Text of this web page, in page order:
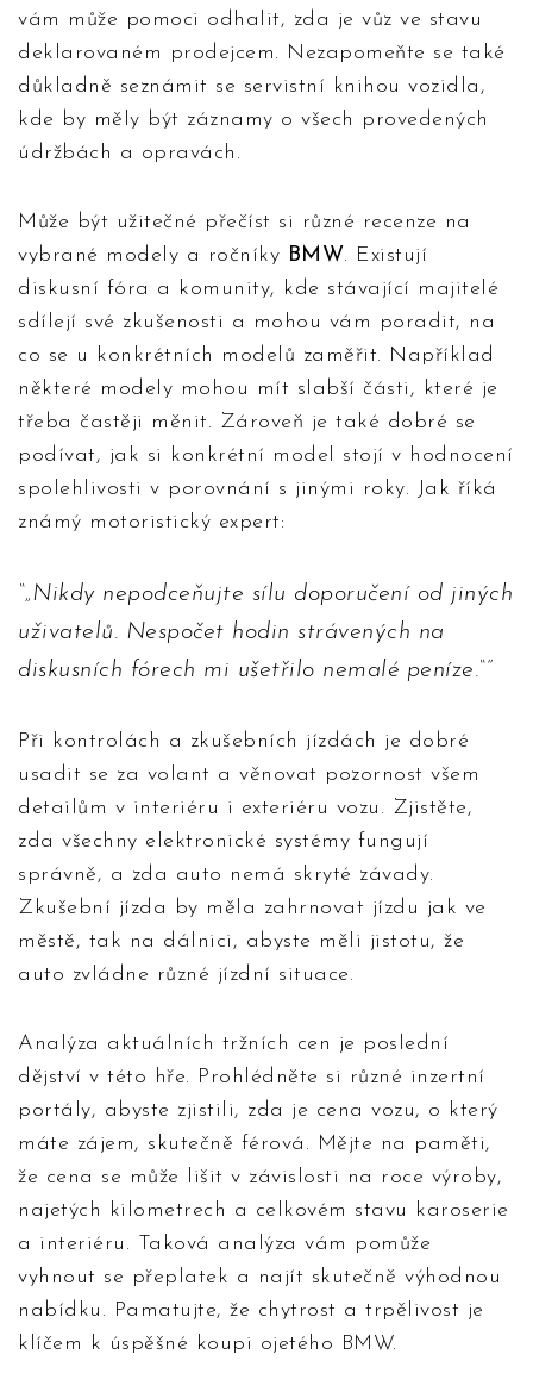
vám může pomoci odhalit, zda je vůz ve stavu
deklarovaném prodejcem. Nezapomeňte se také
důkladně seznámit se servistní knihou vozidla,
kde by měly být záznamy o všech provedených
údržbách a opravách.
Může být užitečné přečíst si různé recenze na
vybrané modely a ročníky BMW. Existují
diskusní fóra a komunity, kde stávající majitelé
sdílejí své zkušenosti a mohou vám poradit, na
co se u konkrétních modelů zaměřit. Například
některé modely mohou mít slabší části, které je
třeba častěji měnit. Zároveň je také dobré se
podívat, jak si konkrétní model stojí v hodnocení
spolehlivosti v porovnání s jinými roky. Jak říká
známý motoristický expert:
„Nikdy nepodceňujte sílu doporučení od jiných
uživatelů. Nespočet hodin strávených na
diskusních fórech mi ušetřilo nemalé peníze.“
Při kontrolách a zkušebních jízdách je dobré
usadit se za volant a věnovat pozornost všem
detailům v interiéru i exteriéru vozu. Zjistěte,
zda všechny elektronické systémy fungují
správně, a zda auto nemá skryté závady.
Zkušební jízda by měla zahrnovat jízdu jak ve
městě, tak na dálnici, abyste měli jistotu, že
auto zvládne různé jízdní situace.
Analýza aktuálních tržních cen je poslední
dějství v této hře. Prohlédněte si různé inzertní
portály, abyste zjistili, zda je cena vozu, o který
máte zájem, skutečně férová. Mějte na paměti,
že cena se může lišit v závislosti na roce výroby,
najetých kilometrech a celkovém stavu karoserie
a interiéru. Taková analýza vám pomůže
vyhnout se přeplatek a najít skutečně výhodnou
nabídku. Pamatujte, že chytrost a trpělivost je
klíčem k úspěšné koupi ojetého BMW.